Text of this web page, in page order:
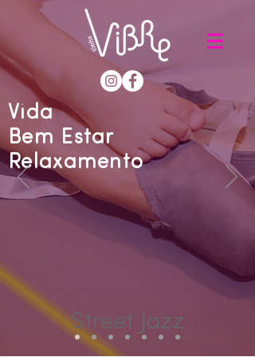
Vida
Bem Estar
Relaxamento
Street Jazz